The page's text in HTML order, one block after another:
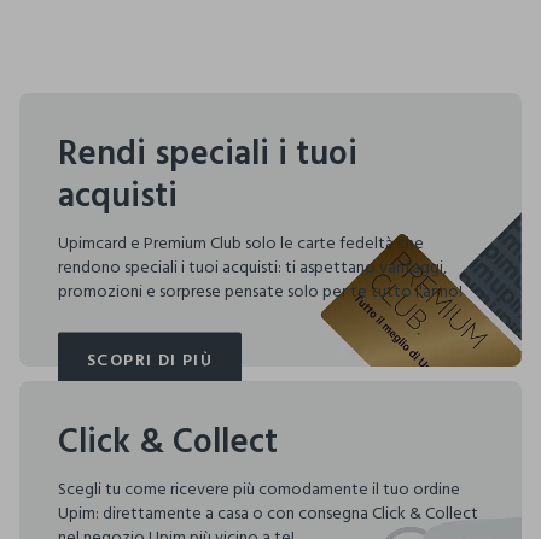
Rendi speciali i tuoi
acquisti
Upimcard e Premium Club solo le carte fedeltà che
rendono speciali i tuoi acquisti: ti aspettano vantaggi,
promozioni e sorprese pensate solo per te tutto l'anno!
SCOPRI DI PIÙ
SCOPRI DI PIÙ
Click & Collect
Scegli tu come ricevere più comodamente il tuo ordine
Upim: direttamente a casa o con consegna Click & Collect